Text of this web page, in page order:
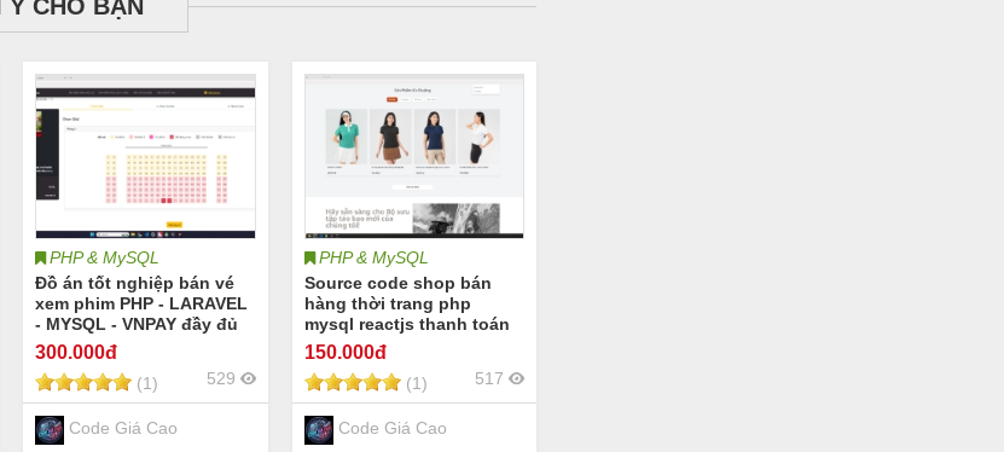
Ý CHO BẠN
PHP & MySQL
Đồ án tốt nghiệp bán vé
xem phim PHP - LARAVEL
- MYSQL - VNPAY đầy đủ
chức năng thanh toán,
đặt vé quét vé khuyến mãi
300.000đ
(1) 529
Code Giá Cao
PHP & MySQL
Source code shop bán
hàng thời trang php
mysql reactjs thanh toán
vnpay giá rẻ
150.000đ
(1) 517
Code Giá Cao